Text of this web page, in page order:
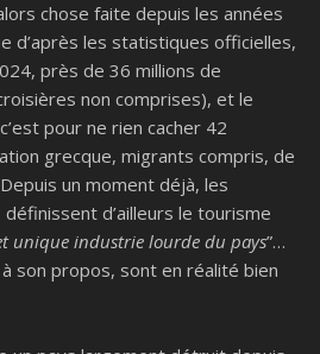
chose faite depuis les années
d’après les statistiques officielles,
près de 36 millions de
non comprises), et le
pour ne rien cacher 42
grecque, migrants compris, de
un moment déjà, les
d’ailleurs le tourisme
unique industrie lourde du pays”…
son propos, sont en réalité bien